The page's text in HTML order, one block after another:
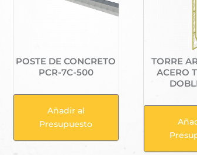
POSTE DE CONCRETO
PCR-7C-500
Añadir al
Presupuesto
TORRE
ACERO